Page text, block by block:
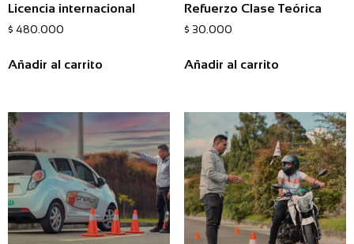
Licencia internacional
$ 480.000
Añadir al carrito
Refuerzo Clase Teórica
$ 30.000
Añadir al carrito